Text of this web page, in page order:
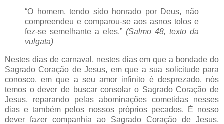
“O homem, tendo sido honrado por Deus, não
compreendeu e comparou-se aos asnos tolos e
fez-se semelhante a eles.” (Salmo 48, texto da
vulgata)
Nestes dias de carnaval, nestes dias em que a bondade do
Sagrado Coração de Jesus, em que a sua solicitude para
conosco, em que a seu amor infinito é desprezado, nós
temos o dever de buscar consolar o Sagrado Coração de
Jesus, reparando pelas abominações cometidas nesses
dias e também pelos nossos próprios pecados. É nosso
dever fazer companhia ao Sagrado Coração de Jesus,